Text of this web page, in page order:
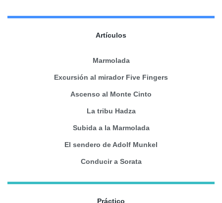
Artículos
Marmolada
Excursión al mirador Five Fingers
Ascenso al Monte Cinto
La tribu Hadza
Subida a la Marmolada
El sendero de Adolf Munkel
Conducir a Sorata
Práctico